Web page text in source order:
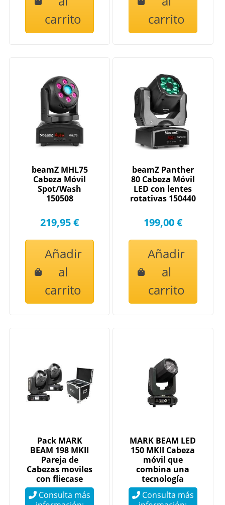
carrito
carrito
beamZ MHL75
Cabeza Móvil
Spot/Wash
150508
219,95 €
Añadir
al
carrito
beamZ Panther
80 Cabeza Móvil
LED con lentes
rotativas 150440
199,00 €
Añadir
al
carrito
Pack MARK
BEAM 198 MKII
Pareja de
Cabezas moviles
con fliecase
Consulta más
MARK BEAM LED
150 MKII Cabeza
móvil que
combina una
tecnología
avanzada y un
amplio...
Consulta más